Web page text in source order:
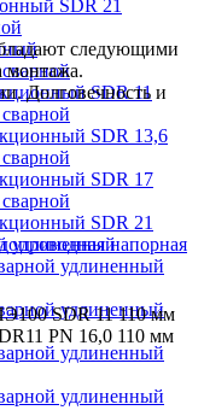
SDR 21
SDR 11
SDR 13,6
SDR 17
SDR 21
удлиненный
удлиненный
удлиненный
удлиненный
удлиненный
следующими
монтажа.
Долговечность и
напорная
SDR 11 110 мм
PN 16,0 110 мм